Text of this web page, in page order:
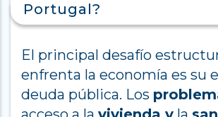
Portugal?
El principal desafío
enfrenta la economía es su
deuda pública. Los